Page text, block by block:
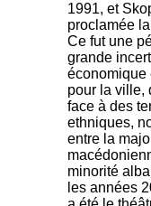
1991, et
proclamée
Ce fut une
grande
économique
pour la ville,
face à des
ethniques,
entre la
minorité
les années